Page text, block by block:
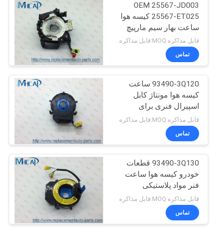
فیلتر روغن خودرو
114
پد خودکار ترمز
50
OEM 25567-JD003
25567-ET025 کیسه هوا
ساعت بهار سیم مارپیچ
مونتاژ برای nissan
قابل مذاکره MOQ:قابل مذاکره
تماس
93490-3Q120 ساعت
کیسه هوا مونتاژ کابل
اسپیرال فنری برای
هیوندای
قابل مذاکره MOQ:قابل مذاکره
تماس
93490-3Q130 قطعات
خودرو کیسه هوا ساعت
فنر مواد پلاستیکی
قابل مذاکره MOQ:قابل مذاکره
تماس